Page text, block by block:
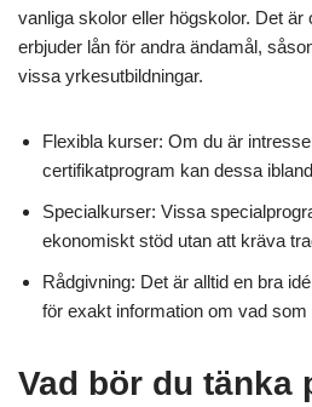
vanliga skolor eller högskolor. Det
erbjuder lån för andra ändamål,
vissa yrkesutbildningar.
Flexibla kurser: Om du är
certifikatprogram kan dessa
Specialkurser: Vissa
ekonomiskt stöd utan att kräva
Rådgivning: Det är alltid en bra
för exakt information om vad som
Vad bör du tänka